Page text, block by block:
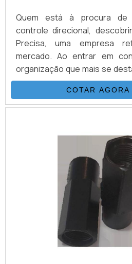
Quem está à procura de
controle direcional,
Precisa, uma empresa
mercado. Ao entrar em
organização que mais se
o cliente receberá um
para sanar eventuais
produto a ser
CONTROLE
encontrar válvulas de
em uma empresa que
segurança, enc...
COTAR AGORA